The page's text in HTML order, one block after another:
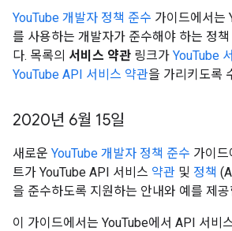
YouTube 개발자 정책 준수 가이드에서는
를 사용하는 개발자가 준수해야 하는 정
다. 목록의 서비스 약관 링크가 YouTube
YouTube API 서비스 약관을 가리키도록
2020년 6월 15일
새로운 YouTube 개발자 정책 준수 가이
트가 YouTube API 서비스 약관 및 정책
을 준수하도록 지원하는 안내와 예를 제공
이 가이드에서는 YouTube에서 API 서비